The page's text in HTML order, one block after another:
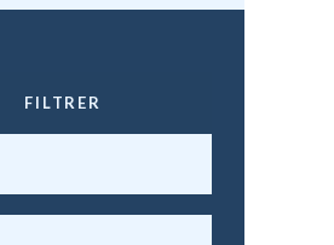
FILTRER